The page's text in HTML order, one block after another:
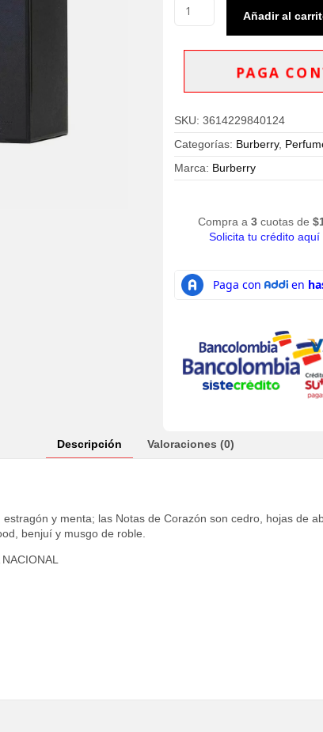
Burberry
Burberry
Toilette
Hombre
cantidad
Añadir al
PAGA
SKU:3614229840124
Categorías: Burberry,
Marca: Burberry
Compra a3 cuotas de$
Solicita tu crédito aquí
Descripción Valoraciones (0)
y menta; las Notas de Corazón son cedro, hojas de
benjuí y musgo de roble.